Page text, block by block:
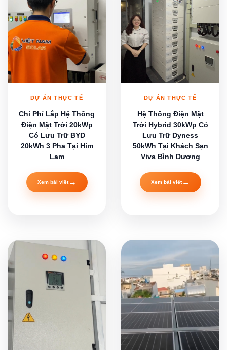
DỰ ÁN THỰC TẾ
Chi Phí Lắp Hệ Thống
Điện Mặt Trời 20kWp
Có Lưu Trữ BYD
20kWh 3 Pha Tại Him
Lam
Xem bài viết→
DỰ ÁN THỰC TẾ
Hệ Thống Điện Mặt
Trời Hybrid 30kWp Có
Lưu Trữ Dyness
50kWh Tại Khách Sạn
Viva Bình Dương
Xem bài viết→